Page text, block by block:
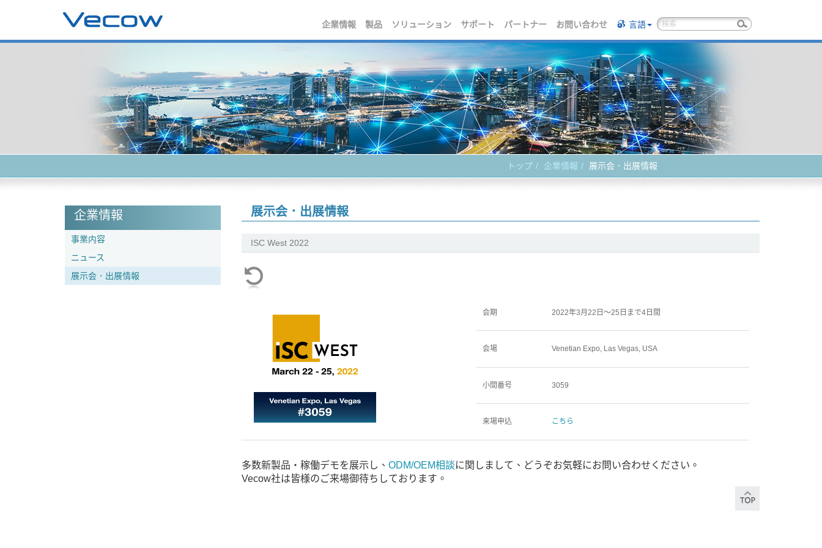
企業情報 製品 ソリューション サポート パートナー お問い合わせ 言語
トップ 企業情報 展示会．出展情報
企業情報
事業内容
ニュース
展示会．出展情報
展示会．出展情報
ISC West 2022
会期 2022年3月22日～25日まで4日間
会場 Venetian Expo, Las Vegas, USA
小間番号 3059
来場申込 こちら
多数新製品・稼働デモを展示し、 ODM/OEM相談に関しまして、どうぞお気軽にお問い合わせください。
Vecow社は皆様のご来場御待ちしております。